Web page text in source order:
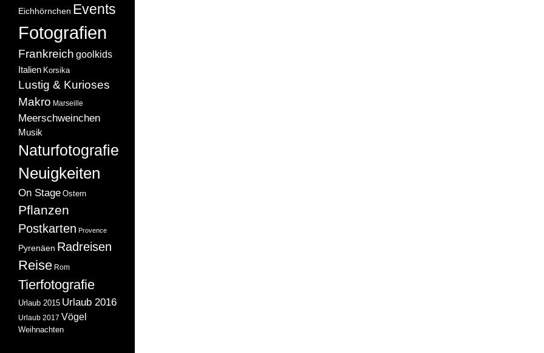
Eichhörnchen Events
Fotografien
Frankreich goolkids
Italien Korsika
Lustig & Kurioses
Makro Marseille
Meerschweinchen
Musik
Naturfotografie
Neuigkeiten
On Stage Ostern
Pflanzen
Postkarten Provence
Pyrenäen Radreisen
Reise Rom
Tierfotografie
Urlaub 2015 Urlaub 2016
Urlaub 2017 Vögel
Weihnachten